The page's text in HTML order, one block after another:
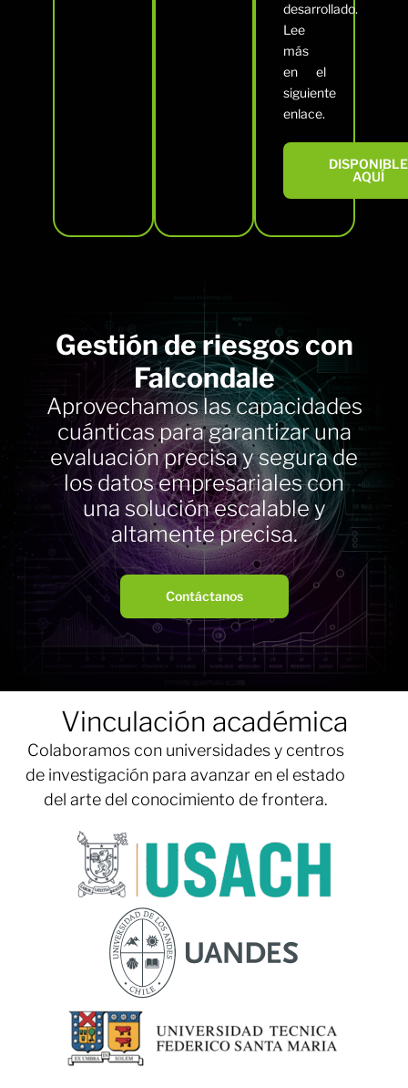
desarrollado.
Lee
más
en el
siguiente
enlace.
DISPONIBLE
AQUÍ
Gestión de riesgos con
Falcondale
Aprovechamos las capacidades
cuánticas para garantizar una
evaluación precisa y segura de
los datos empresariales con
una solución escalable y
altamente precisa.
Contáctanos
Vinculación académica
Colaboramos con universidades y centros
de investigación para avanzar en el estado
del arte del conocimiento de frontera.